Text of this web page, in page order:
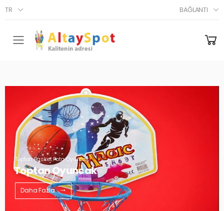
TR BAĞLANTI
Menü
Toptan Basket Pota Oyuncak
Toptan Oyuncak
Daha Fazla